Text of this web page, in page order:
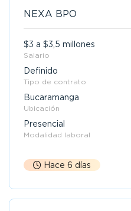
NEXA BPO
$3 a $3,5 millones
Salario
Definido
Tipo de contrato
Bucaramanga
Ubicación
Presencial
Modalidad laboral
Hace 6 días